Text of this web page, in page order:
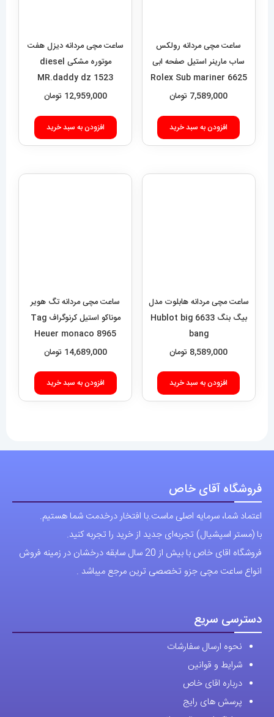
ساعت مچی مردانه هابلوت مدل
بیگ بنگ 6633 Hublot big
bang
8,589,000تومان
افزودن به سبد خرید
ساعت مچی مردانه تگ هویر
موناکو استیل کرنوگراف Tag
Heuer monaco 8965
14,689,000تومان
افزودن به سبد خرید
با (مستر اسپشیال) تجربه‌ای جدید از خرید را تجربه کنید.
فروشگاه اقای خاص با بیش از 20 سال سابقه درخشان در زمینه فروش
انواع ساعت مچی جزو تخصصی ترین مرجع میباشد .
دسترسی سریع
درباره اقای خاص
پوشاک اورجینال مردانه
ارتباط با ما
آدرس دفتر: تهران-سعادت آباد-خیابان صرافهای شمالی-کوچه 11-غربی
برای شهرستان ارسال از طریق تیپاکس یا چاپار انجام میشود .
راه های ارتباطی
شماره تماس مستقیم :09129236225
شماره تماس ثابت:26746972
تلگرام
پیج ساعت